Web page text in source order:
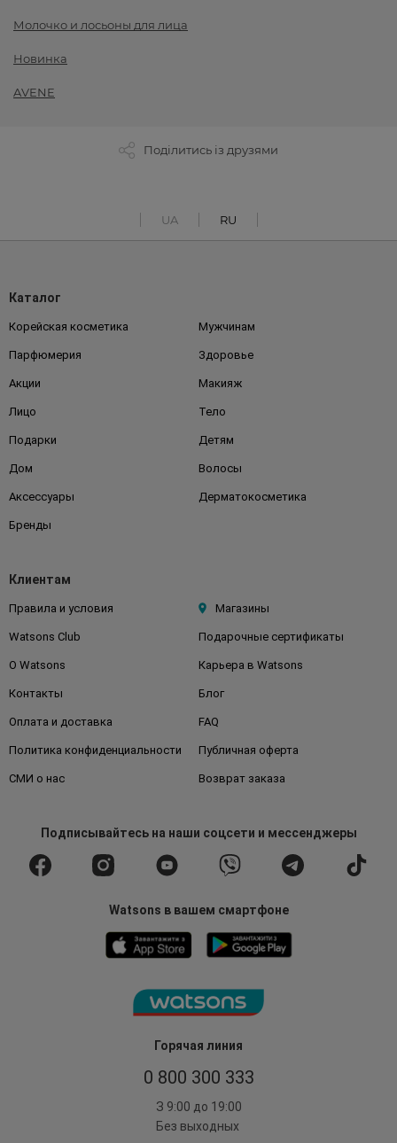
Молочко и лосьоны для лица
Новинка
AVENE
Поділитись із друзями
UA RU
Горячая линия
0 800 300 333
З 9:00 до 19:00
Без выходных
Каталог
Корейская косметика Мужчинам
Парфюмерия Здоровье
Акции Макияж
Лицо Тело
Подарки Детям
Дом Волосы
Аксессуары Дерматокосметика
Бренды
Клиентам
Правила и условия Магазины
Watsons Club Подарочные сертификаты
О Watsons Карьера в Watsons
Контакты Блог
Оплата и доставка FAQ
Политика конфиденциальности Публичная оферта
СМИ о нас Возврат заказа
Подписывайтесьна наши соцсети и мессенджеры
Watsons в вашем смартфоне